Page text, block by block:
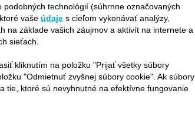
ČISTIČKA
PURE AIR
PU3030F0
technológií (súhrnne označovaných
vaše údaje s cieľom vykonávať analýzy,
na základe vašich záujmov a aktivít na internete a
sieťach.
kliknutím na položku "Prijať všetky súbory
"Odmietnuť zvyšnej súbory cookie". Ak súbory
tie, ktoré sú nevyhnutné na efektívne fungovanie